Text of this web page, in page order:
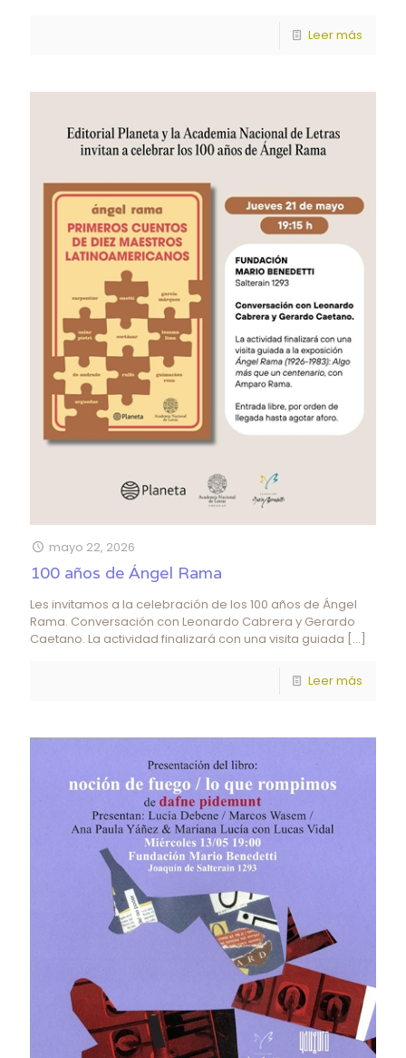
Leer más
mayo 22, 2026
100 años de Ángel Rama
Les invitamos a la celebración de los 100 años de Ángel
Rama. Conversación con Leonardo Cabrera y Gerardo
Caetano. La actividad finalizará con una visita guiada […]
Leer más